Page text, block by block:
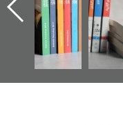
«مرآة البحرين»